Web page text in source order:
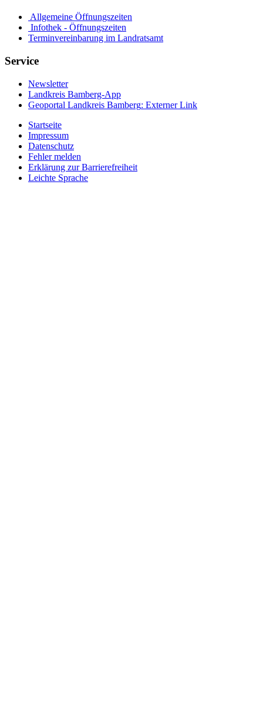
Allgemeine Öffnungszeiten
Infothek - Öffnungszeiten
Terminvereinbarung im Landratsamt
Service
Newsletter
Landkreis Bamberg-App
Geoportal Landkreis Bamberg: Externer Link
Startseite
Impressum
Datenschutz
Fehler melden
Erklärung zur Barrierefreiheit
Leichte Sprache